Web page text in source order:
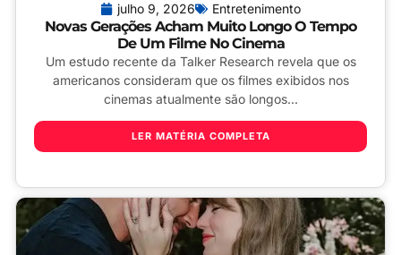
julho 9, 2026 Entretenimento
Novas Gerações Acham Muito Longo O Tempo
De Um Filme No Cinema
Um estudo recente da Talker Research revela que os
americanos consideram que os filmes exibidos nos
cinemas atualmente são longos...
LER MATÉRIA COMPLETA